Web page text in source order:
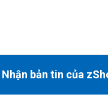
quay video HDR 8K/
Nhận bản tin của